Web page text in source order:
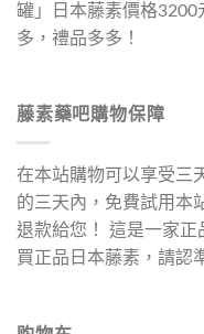
罐」日本藤素價格3200
多，禮品多多！
藤素藥吧購物保障
在本站購物可以享受三
的三天內，免費試用本
退款給您！ 這是一家
買正品日本藤素，請認